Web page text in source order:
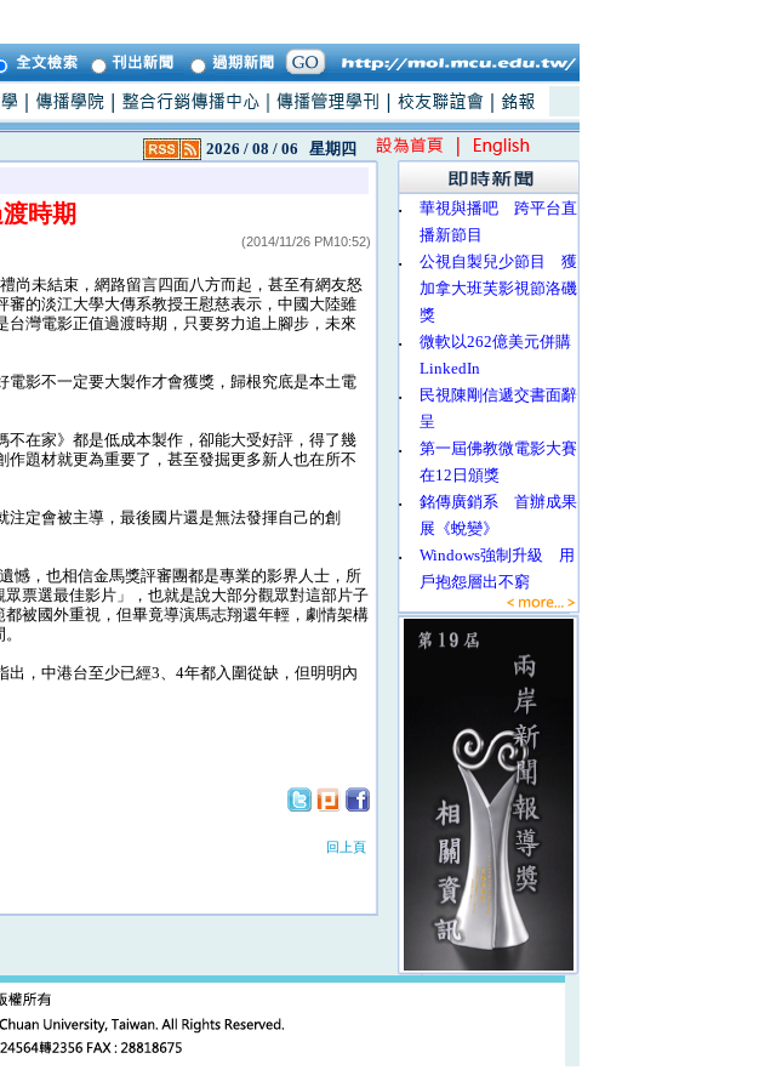
2026 / 08 / 06 星期四
時期
(2014/11/26 PM10:52)
尚未結束，網路留言四面八方而起，甚至有網友怒
的淡江大學大傳系教授王慰慈表示，中國大陸雖
灣電影正值過渡時期，只要努力追上腳步，未來
影不一定要大製作才會獲獎，歸根究底是本土電
在家》都是低成本製作，卻能大受好評，得了幾
題材就更為重要了，甚至發掘更多新人也在所不
定會被主導，最後國片還是無法發揮自己的創
憾，也相信金馬獎評審團都是專業的影界人士，所
票選最佳影片」，也就是說大部分觀眾對這部片子
被國外重視，但畢竟導演馬志翔還年輕，劇情架構
，中港台至少已經3、4年都入圍從缺，但明明內
回上頁
‧
華視與播吧 跨平台直
播新節目
‧
公視自製兒少節目 獲
加拿大班芙影視節洛磯
獎
‧
微軟以262億美元併購
LinkedIn
‧
民視陳剛信遞交書面辭
呈
‧
第一屆佛教微電影大賽
在12日頒獎
‧
銘傳廣銷系 首辦成果
展《蛻變》
‧
Windows強制升級 用
戶抱怨層出不窮